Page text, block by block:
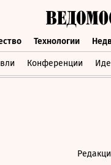
Технологии
Конференции
Технологии